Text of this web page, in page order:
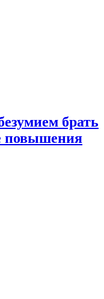
брать
повышения